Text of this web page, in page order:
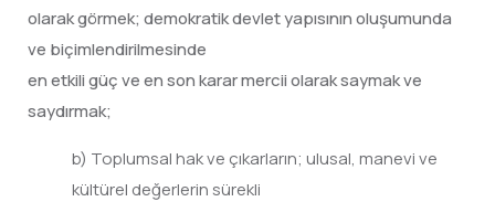
olarak görmek; demokratik devlet yapısının oluşumunda
ve biçimlendirilmesinde
en etkili güç ve en son karar mercii olarak saymak ve
saydırmak;
b) Toplumsal hak ve çıkarların; ulusal, manevi ve
kültürel değerlerin sürekli